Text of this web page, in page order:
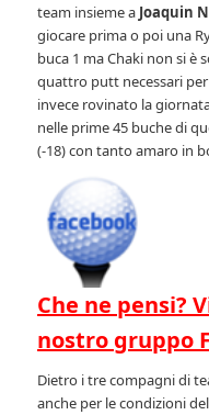
team insieme a Joaquin
giocare prima o poi una
buca 1 ma Chaki non si è
quattro putt necessari
invece rovinato la
nelle prime 45 buche di
(-18) con tanto amaro in
Che ne pensi?
nostro gruppo
Dietro i tre compagni di
anche per le condizioni